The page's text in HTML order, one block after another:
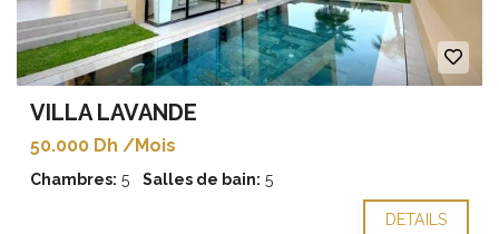
VILLA LAVANDE
50.000 Dh /Mois
Chambres: 5 Salles de bain: 5
DETAILS